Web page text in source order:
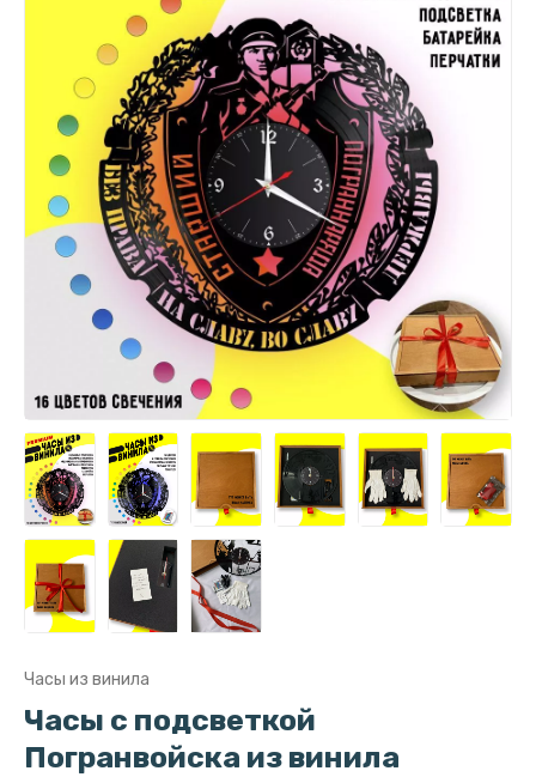
Часы из винила
Часы с подсветкой
Погранвойска из винила